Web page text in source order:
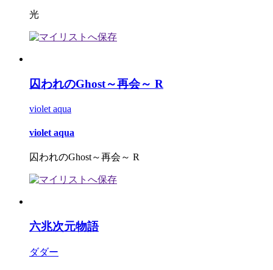
光
囚われのGhost～再会～ R
violet aqua
violet aqua
囚われのGhost～再会～ R
六兆次元物語
ダダー